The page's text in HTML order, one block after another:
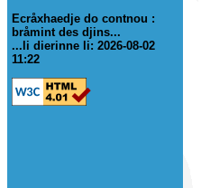
Ecråxhaedje do contnou :
bråmint des djins...
...li dierinne li: 2026-08-02
11:22